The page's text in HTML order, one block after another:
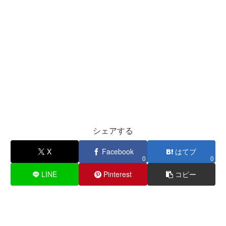
シェアする
X Facebook
0
はてブ
0
LINE Pinterest コピー